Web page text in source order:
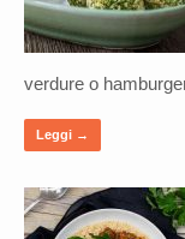
verdure o
Leggi →